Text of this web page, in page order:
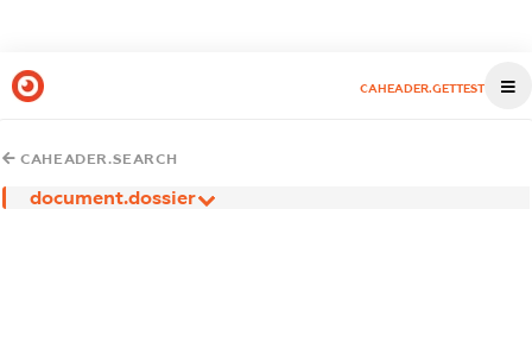
CAHEADER.GETTEST
CAHEADER.SEARCH
document.dossier